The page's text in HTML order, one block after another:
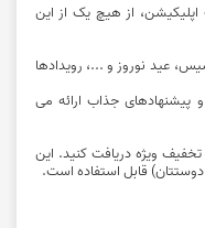
اپلیکیشن، از هیچ یک از این
عید نوروز و ...، رویدادها
پیشنهادهای جذاب ارائه می
ویژه دریافت کنید. این
قابل استفاده است.